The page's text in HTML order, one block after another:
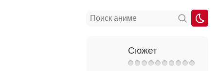
Сюжет